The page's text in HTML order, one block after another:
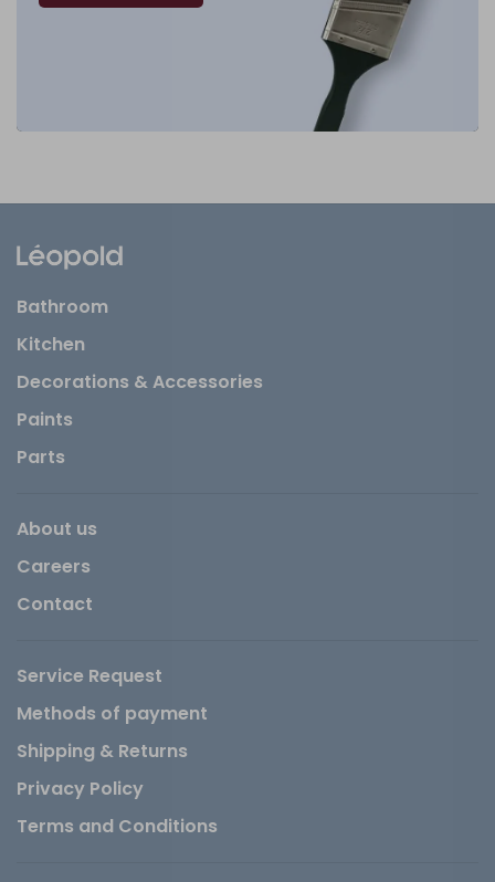
Bathroom
Kitchen
Decorations & Accessories
Paints
Parts
About us
Careers
Contact
Service Request
Methods of payment
Shipping & Returns
Privacy Policy
Terms and Conditions